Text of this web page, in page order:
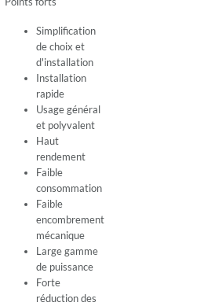
Simplification
de choix et
d'installation
Installation
rapide
Usage général
et polyvalent
Haut
rendement
Faible
consommation
Faible
encombrement
mécanique
Large gamme
de puissance
Forte
réduction des